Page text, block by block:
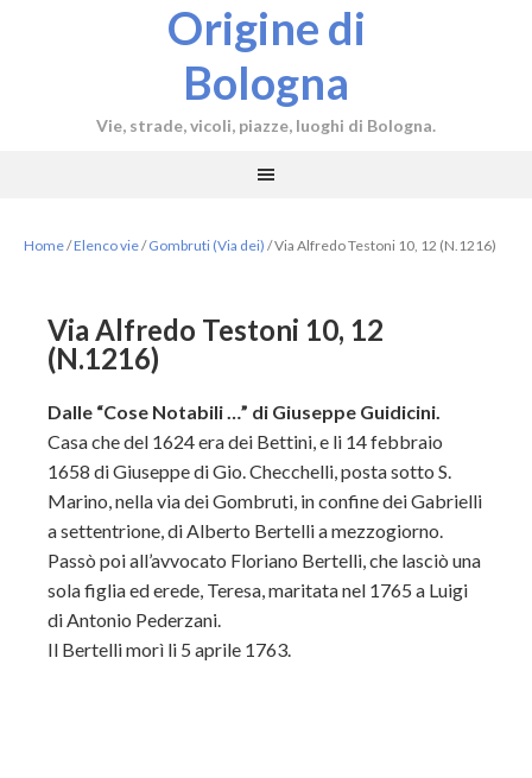
Origine di
Bologna
Vie, strade, vicoli, piazze, luoghi di Bologna.
Home/Elenco vie/ Gombruti (Via dei) /Via Alfredo Testoni 10, 12 (N.1216)
Via Alfredo Testoni 10, 12
(N.1216)
Dalle “Cose Notabili …” di Giuseppe Guidicini.
Casa che del 1624 era dei Bettini, e li 14 febbraio
1658 di Giuseppe di Gio. Checchelli, posta sotto S.
Marino, nella via dei Gombruti, in confine dei Gabrielli
a settentrione, di Alberto Bertelli a mezzogiorno.
Passò poi all’avvocato Floriano Bertelli, che lasciò una
sola figlia ed erede, Teresa, maritata nel 1765 a Luigi
di Antonio Pederzani.
Il Bertelli morì li 5 aprile 1763.